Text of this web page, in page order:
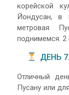
корейской
Йондусан, в
метровая
поднимемся. 2
ДЕНЬ
Отличный
Пусану или